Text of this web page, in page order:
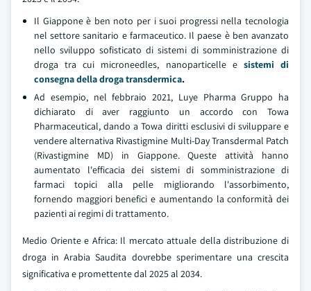
Il Giappone è ben noto per i suoi progressi nella tecnologia
nel settore sanitario e farmaceutico. Il paese è ben avanzato
nello sviluppo sofisticato di sistemi di somministrazione di
droga tra cui microneedles, nanoparticelle e sistemi di
consegna della droga transdermica.
Ad esempio, nel febbraio 2021, Luye Pharma Gruppo ha
dichiarato di aver raggiunto un accordo con Towa
Pharmaceutical, dando a Towa diritti esclusivi di sviluppare e
vendere alternativa Rivastigmine Multi-Day Transdermal Patch
(Rivastigmine MD) in Giappone. Queste attività hanno
aumentato l'efficacia dei sistemi di somministrazione di
farmaci topici alla pelle migliorando l'assorbimento,
fornendo maggiori benefici e aumentando la conformità dei
pazienti ai regimi di trattamento.
Medio Oriente e Africa: Il mercato attuale della distribuzione di
droga in Arabia Saudita dovrebbe sperimentare una crescita
significativa e promettente dal 2025 al 2034.